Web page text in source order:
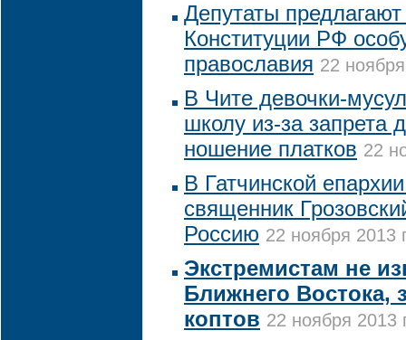
Депутаты предлагают
Конституции РФ
православия 22
В Чите девочки-
школу из-за запрета
ношение платков 22
В Гатчинской
священник
Россию 22 ноября 2013
Экстремистам не
Ближнего Востока,
коптов 22 ноября 2013